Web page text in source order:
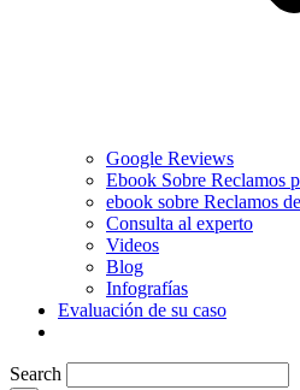
Google Reviews
Ebook Sobre Reclamos
ebook sobre Reclamos
Consulta al experto
Videos
Blog
Infografías
Evaluación de su caso
Search